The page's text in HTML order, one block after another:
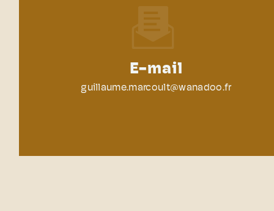
E-mail
guillaume.marcoult@wanadoo.fr